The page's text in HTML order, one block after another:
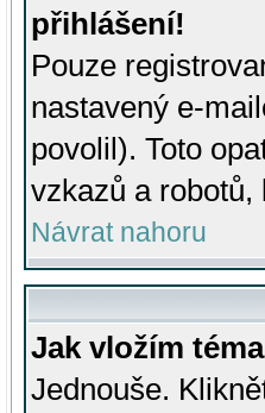
přihlášení!
Pouze
nastavený e-
povolil). Toto
vzkazů a
Návrat nahoru
Jak vložím
Jednouše.